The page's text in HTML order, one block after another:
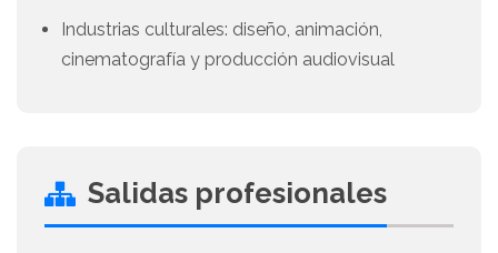
Industrias culturales: diseño, animación,
cinematografía y producción audiovisual
Salidas profesionales